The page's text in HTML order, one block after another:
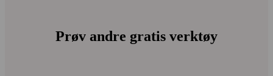
Prøv andre gratis verktøy